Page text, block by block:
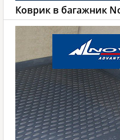
Коврик в багажник